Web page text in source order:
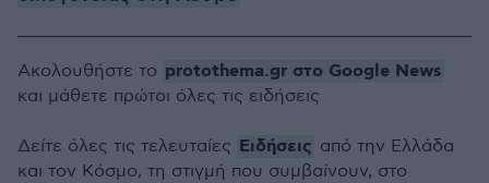
Ακολουθήστε το protothema.gr στο Google News
και μάθετε πρώτοι όλες τις ειδήσεις
Δείτε όλες τις τελευταίες Ειδήσεις από την Ελλάδα
και τον Κόσμο, τη στιγμή που συμβαίνουν, στο